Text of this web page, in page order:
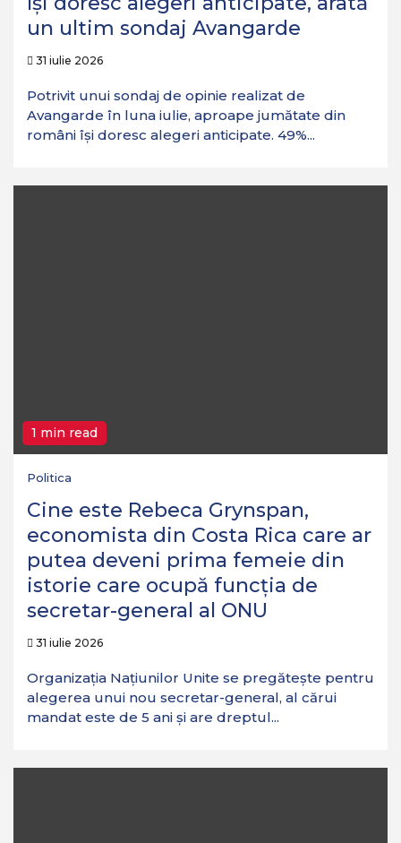
un ultim sondaj Avangarde
31 iulie 2026
Potrivit unui sondaj de opinie realizat de
Avangarde în luna iulie, aproape jumătate din
români își doresc alegeri anticipate. 49%...
1 min read
Politica
Cine este Rebeca Grynspan,
economista din Costa Rica care ar
putea deveni prima femeie din
istorie care ocupă funcția de
secretar-general al ONU
31 iulie 2026
Organizația Națiunilor Unite se pregătește pentru
alegerea unui nou secretar-general, al cărui
mandat este de 5 ani și are dreptul...